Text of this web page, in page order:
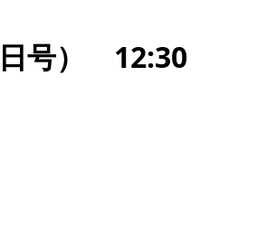
日号） 12:30